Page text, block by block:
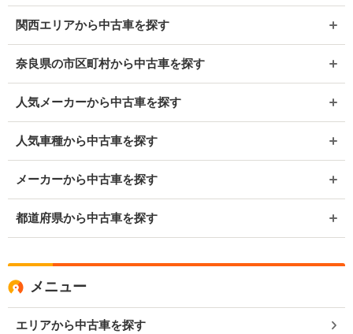
関西エリアから中古車を探す
奈良県の市区町村から中古車を探す
人気メーカーから中古車を探す
人気車種から中古車を探す
メーカーから中古車を探す
都道府県から中古車を探す
メニュー
エリアから中古車を探す